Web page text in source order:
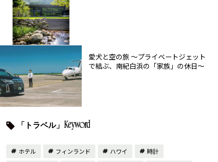
愛犬と空の旅 ～プライベートジェット
で結ぶ、南紀白浜の「家族」の休日～
「トラベル」Keyword
ホテル フィンランド ハワイ
時計